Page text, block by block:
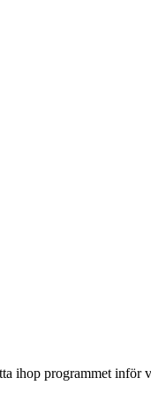
programmet inför